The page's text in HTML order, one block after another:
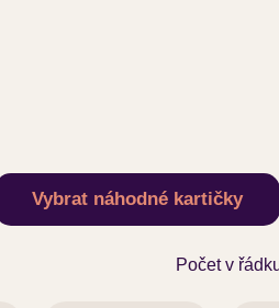
Vybrat náhodné kartičky
Počet v